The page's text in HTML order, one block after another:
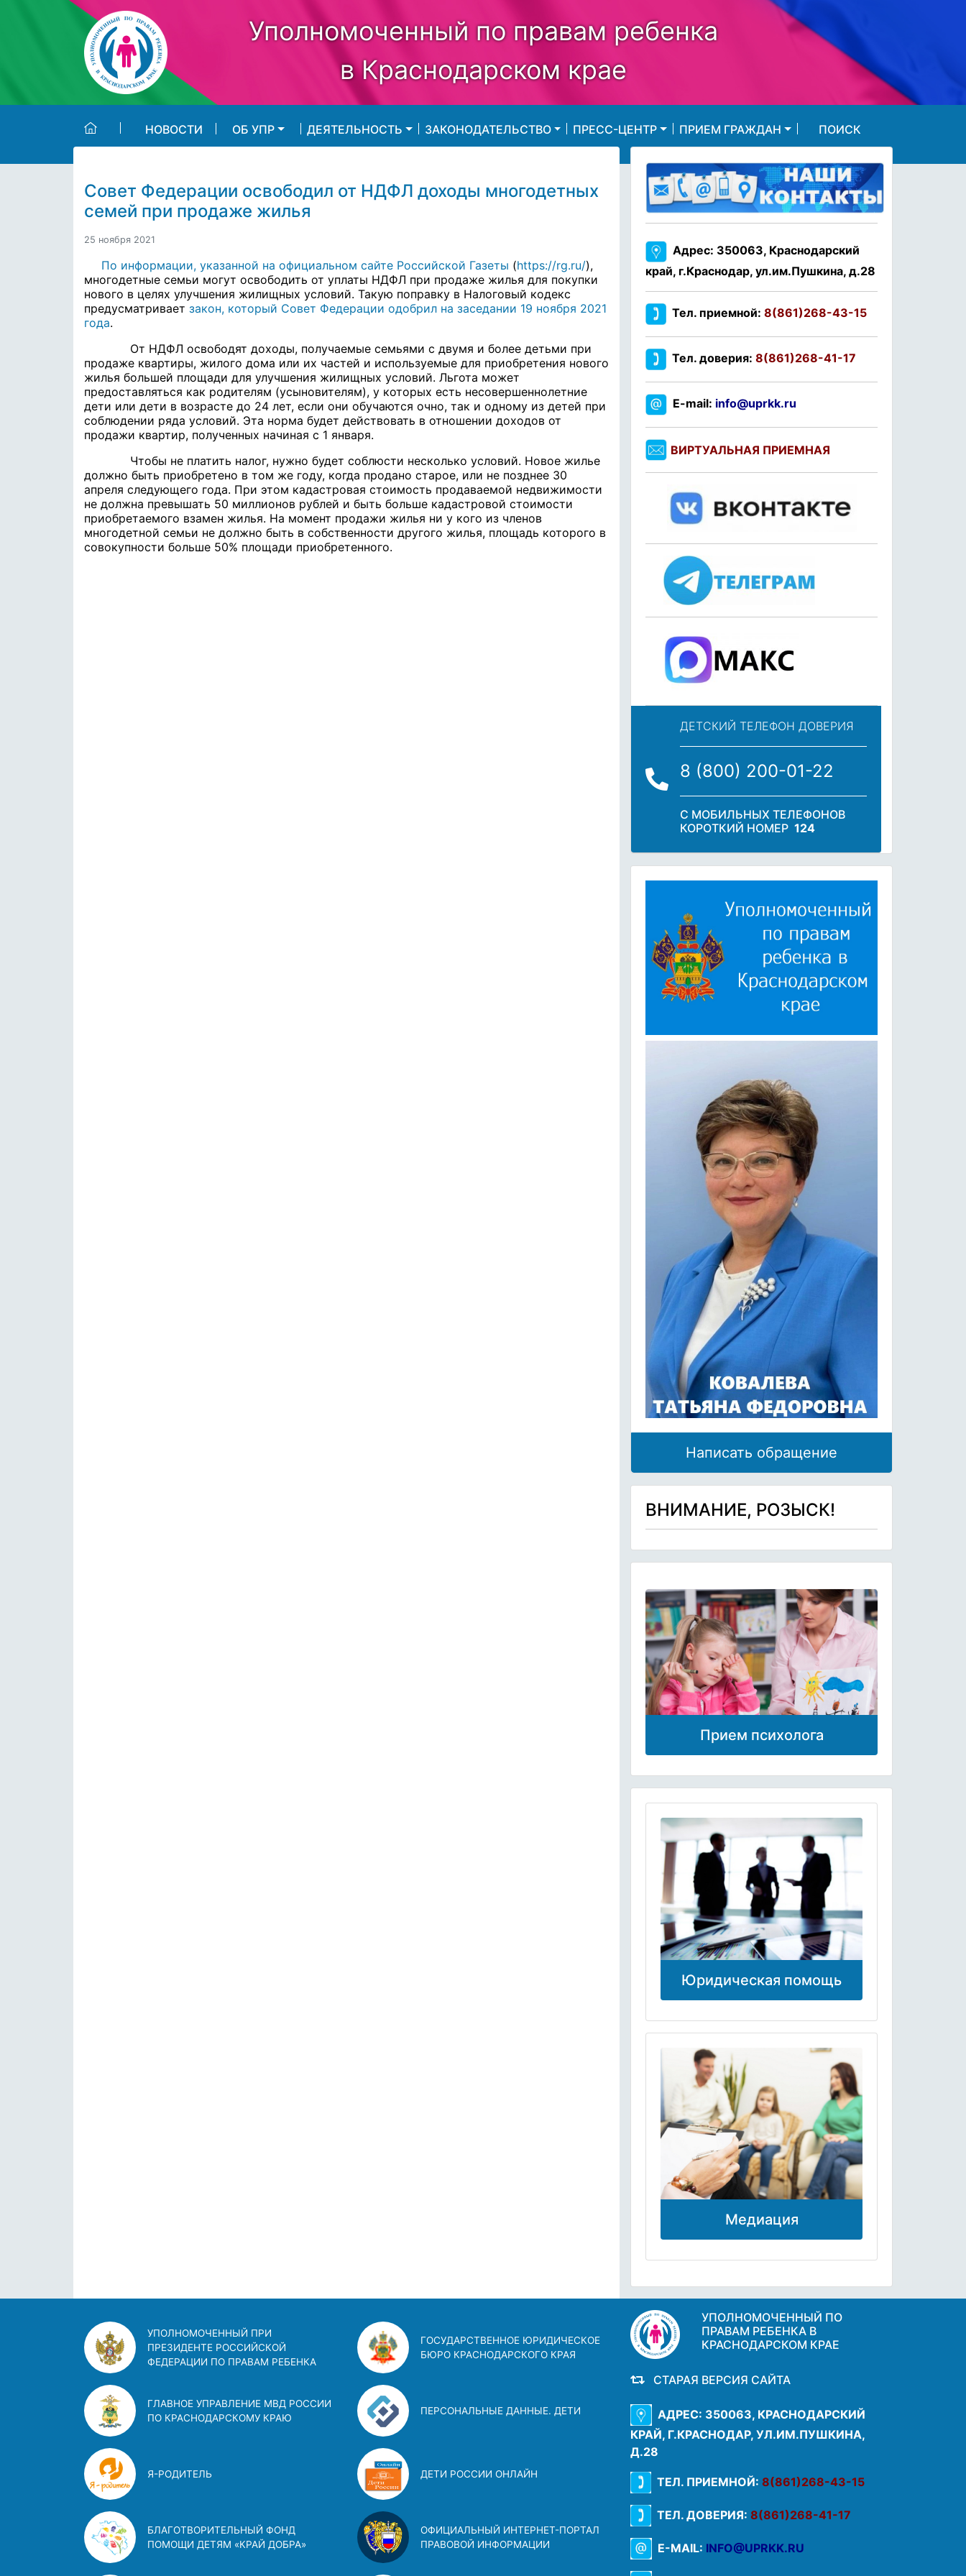
Skip to main content
Уполномоченный по правам ребенка
в Краснодарском крае
НОВОСТИ ОБ УПР ДЕЯТЕЛЬНОСТЬ ЗАКОНОДАТЕЛЬСТВО ПРЕСС-ЦЕНТР ПРИЕМ ГРАЖДАН ПОИСК
Совет Федерации освободил от НДФЛ доходы многодетных
семей при продаже жилья
25 ноября 2021
По информации, указанной на официальном сайте Российской Газеты (https://rg.ru/),
многодетные семьи могут освободить от уплаты НДФЛ при продаже жилья для покупки
нового в целях улучшения жилищных условий. Такую поправку в Налоговый кодекс
предусматривает закон, который Совет Федерации одобрил на заседании 19 ноября 2021
года.
От НДФЛ освободят доходы, получаемые семьями с двумя и более детьми при
продаже квартиры, жилого дома или их частей и используемые для приобретения нового
жилья большей площади для улучшения жилищных условий. Льгота может
предоставляться как родителям (усыновителям), у которых есть несовершеннолетние
дети или дети в возрасте до 24 лет, если они обучаются очно, так и одному из детей при
соблюдении ряда условий. Эта норма будет действовать в отношении доходов от
продажи квартир, полученных начиная с 1 января.
Чтобы не платить налог, нужно будет соблюсти несколько условий. Новое жилье
должно быть приобретено в том же году, когда продано старое, или не позднее 30
апреля следующего года. При этом кадастровая стоимость продаваемой недвижимости
не должна превышать 50 миллионов рублей и быть больше кадастровой стоимости
приобретаемого взамен жилья. На момент продажи жилья ни у кого из членов
многодетной семьи не должно быть в собственности другого жилья, площадь которого в
совокупности больше 50% площади приобретенного.
Адрес: 350063, Краснодарский
край, г.Краснодар, ул.им.Пушкина, д.28
Тел. приемной: 8(861)268-43-15
Тел. доверия: 8(861)268-41-17
E-mail: info@uprkk.ru
ВИРТУАЛЬНАЯ ПРИЕМНАЯ
ДЕТСКИЙ ТЕЛЕФОН ДОВЕРИЯ
8 (800) 200-01-22
С МОБИЛЬНЫХ ТЕЛЕФОНОВ
КОРОТКИЙ НОМЕР 124
Написать обращение
ВНИМАНИЕ, РОЗЫСК!
Прием психолога
Юридическая помощь
Медиация
УПОЛНОМОЧЕННЫЙ ПРИ
ПРЕЗИДЕНТЕ РОССИЙСКОЙ
ФЕДЕРАЦИИ ПО ПРАВАМ РЕБЕНКА
ГЛАВНОЕ УПРАВЛЕНИЕ МВД РОССИИ
ПО КРАСНОДАРСКОМУ КРАЮ
Я-РОДИТЕЛЬ
БЛАГОТВОРИТЕЛЬНЫЙ ФОНД
ПОМОЩИ ДЕТЯМ «КРАЙ ДОБРА»
ГОСУДАРСТВЕННОЕ ЮРИДИЧЕСКОЕ
БЮРО КРАСНОДАРСКОГО КРАЯ
ПЕРСОНАЛЬНЫЕ ДАННЫЕ. ДЕТИ
ДЕТИ РОССИИ ОНЛАЙН
ОФИЦИАЛЬНЫЙ ИНТЕРНЕТ-ПОРТАЛ
ПРАВОВОЙ ИНФОРМАЦИИ
УПОЛНОМОЧЕННЫЙ ПО
ПРАВАМ РЕБЕНКА В
КРАСНОДАРСКОМ КРАЕ
СТАРАЯ ВЕРСИЯ САЙТА
АДРЕС: 350063, КРАСНОДАРСКИЙ
КРАЙ, Г.КРАСНОДАР, УЛ.ИМ.ПУШКИНА,
Д.28
ТЕЛ. ПРИЕМНОЙ: 8(861)268-43-15
ТЕЛ. ДОВЕРИЯ: 8(861)268-41-17
E-MAIL: INFO@UPRKK.RU